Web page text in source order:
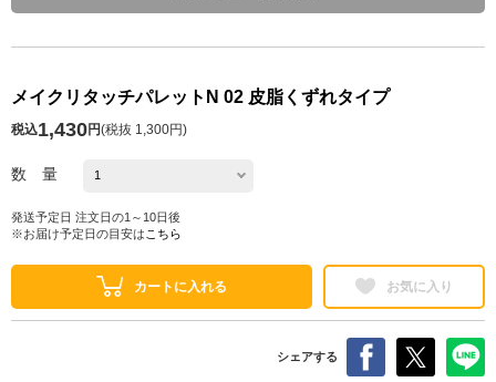
メイクリタッチパレットN 02 皮脂くずれタイプ
税込1,430円(税抜 1,300円)
数 量
発送予定日 注文日の1～10日後
※お届け予定日の目安は こちら
カートに入れる お気に入り
シェアする